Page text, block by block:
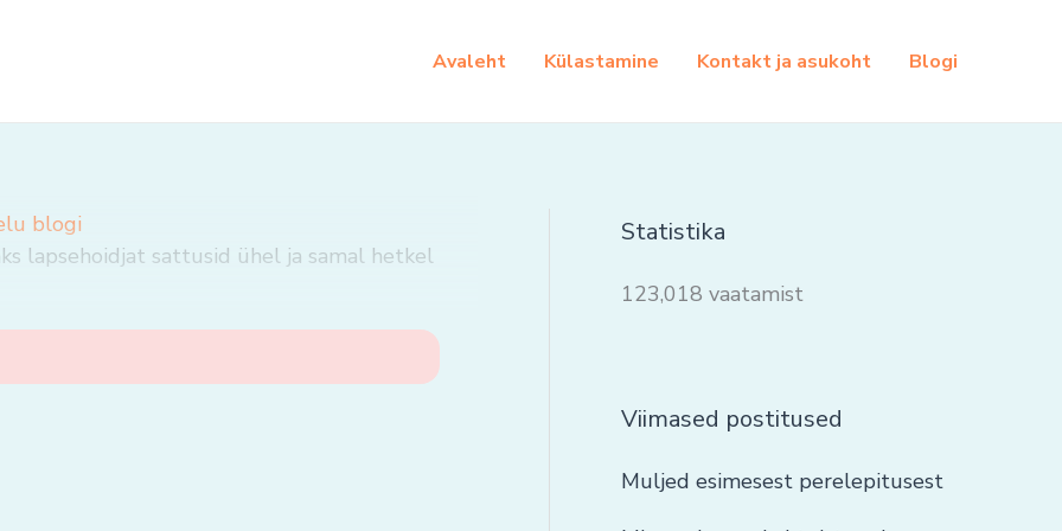
Avaleht Külastamine Kontakt ja asukoht Blogi
blogi
lapsehoidjat sattusid ühel ja samal hetkel
Statistika
123,018 vaatamist
Viimased postitused
Muljed esimesest perelepitusest